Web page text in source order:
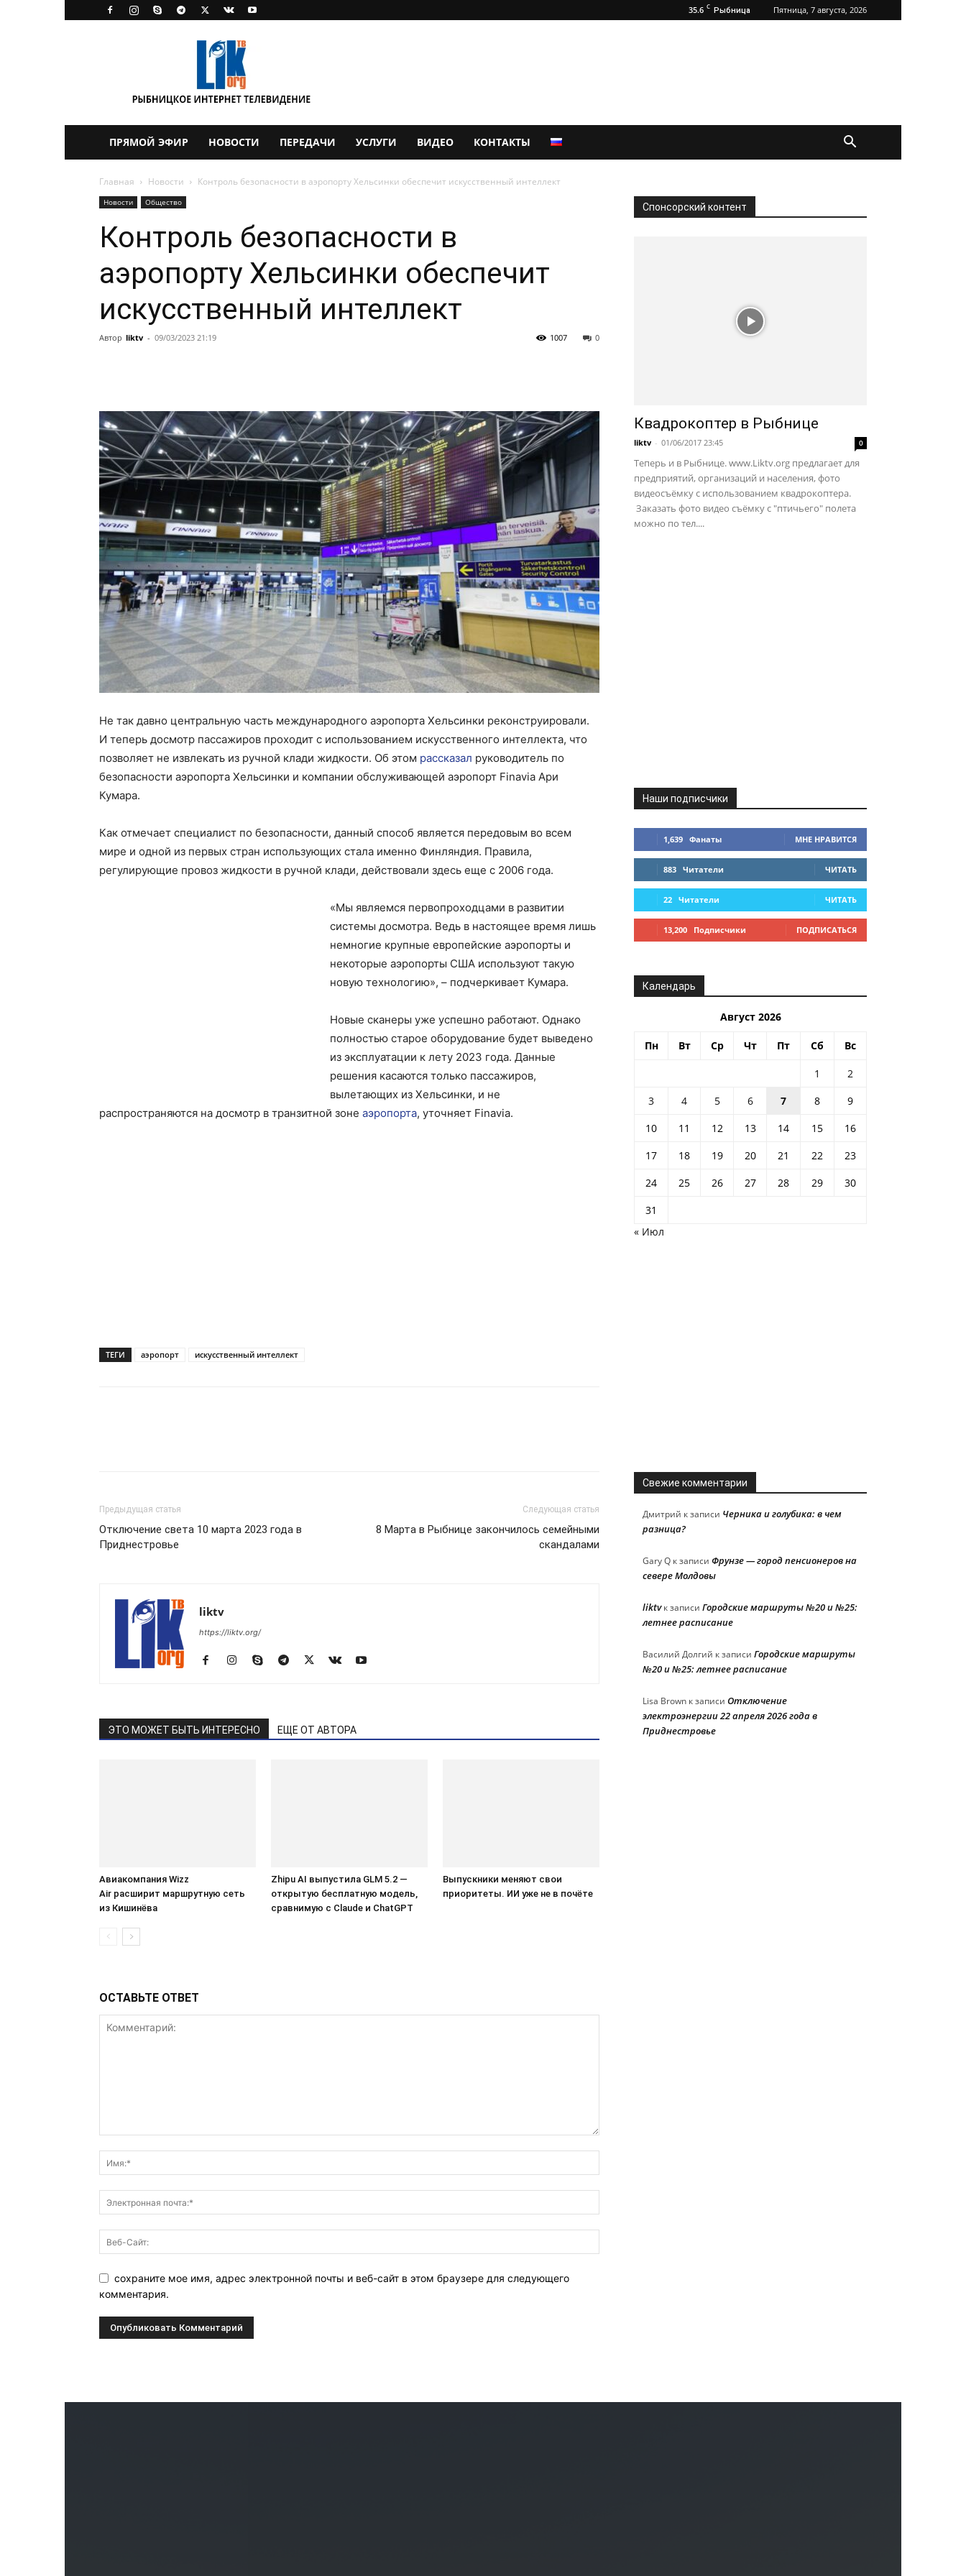
35.6 C Рыбница Пятница, 7 августа, 2026
ПРЯМОЙ ЭФИР НОВОСТИ ПЕРЕДАЧИ УСЛУГИ ВИДЕО КОНТАКТЫ
Главная Новости Контроль безопасности в аэропорту Хельсинки обеспечит искусственный интеллект
Новости Общество
Контроль безопасности в
аэропорту Хельсинки обеспечит
искусственный интеллект
Автор liktv - 09/03/2023 21:19 0
1007
Не так давно центральную часть международного аэропорта Хельсинки реконструировали.
И теперь досмотр пассажиров проходит с использованием искусственного интеллекта, что
позволяет не извлекать из ручной клади жидкости. Об этом рассказал руководитель по
безопасности аэропорта Хельсинки и компании обслуживающей аэропорт Finavia Ари
Кумара.
Как отмечает специалист по безопасности, данный способ является передовым во всем
мире и одной из первых стран использующих стала именно Финляндия. Правила,
регулирующие провоз жидкости в ручной клади, действовали здесь еще с 2006 года.
«Мы являемся первопроходцами в развитии
системы досмотра. Ведь в настоящее время лишь
немногие крупные европейские аэропорты и
некоторые аэропорты США используют такую
новую технологию», – подчеркивает Кумара.
Новые сканеры уже успешно работают. Однако
полностью старое оборудование будет выведено
из эксплуатации к лету 2023 года. Данные
решения касаются только пассажиров,
вылетающих из Хельсинки, и не
распространяются на досмотр в транзитной зоне аэропорта, уточняет Finavia.
ТЕГИ аэропорт искусственный интеллект
Предыдущая статья
Отключение света 10 марта 2023 года в
Приднестровье
Следующая статья
8 Марта в Рыбнице закончилось семейными
скандалами
liktv
https://liktv.org/
ЭТО МОЖЕТ БЫТЬ ИНТЕРЕСНО ЕЩЕ ОТ АВТОРА
Авиакомпания Wizz
Air расширит маршрутную сеть
из Кишинёва
Zhipu AI выпустила GLM 5.2 —
открытую бесплатную модель,
сравнимую с Claude и ChatGPT
Выпускники меняют свои
приоритеты. ИИ уже не в почёте
ОСТАВЬТЕ ОТВЕТ
сохраните мое имя, адрес электронной почты и веб-сайт в этом браузере для следующего
комментария.
Спонсорский контент
Квадрокоптер в Рыбнице
liktv - 01/06/2017 23:45 0
Теперь и в Рыбнице. www.Liktv.org предлагает для
предприятий, организаций и населения, фото
видеосъёмку с использованием квадрокоптера.
Заказать фото видео съёмку с "птичьего" полета
можно по тел....
Наши подписчики
1,639 Фанаты МНЕ НРАВИТСЯ
883 Читатели ЧИТАТЬ
22 Читатели ЧИТАТЬ
13,200 Подписчики ПОДПИСАТЬСЯ
Календарь
Август 2026
Пн Вт Ср Чт Пт Сб Вс
1
2
3
4 5 6 7 8
9
10
11 12 13 14 15
16
17
18 19 20 21 22
23
24
25 26 27 28 29
30
31
« Июл
Свежие комментарии
Дмитрий к записи Черника и голубика: в чем
разница?
Gary Q к записи Фрунзе — город пенсионеров на
севере Молдовы
liktvк записи Городские маршруты №20 и №25:
летнее расписание
Василий Долгий к записи Городские маршруты
№20 и №25: летнее расписание
Lisa Brown к записи Отключение
электроэнергии 22 апреля 2026 года в
Приднестровье